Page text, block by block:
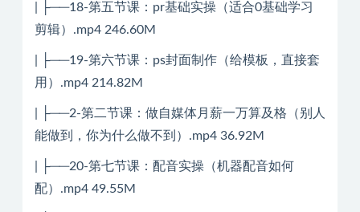
| ├──18-第五节课：pr基础实操（适合0基础学习
剪辑）.mp4 246.60M
| ├──19-第六节课：ps封面制作（给模板，直接套
用）.mp4 214.82M
| ├──2-第二节课：做自媒体月薪一万算及格（别人
能做到，你为什么做不到）.mp4 36.92M
| ├──20-第七节课：配音实操（机器配音如何
配）.mp4 49.55M